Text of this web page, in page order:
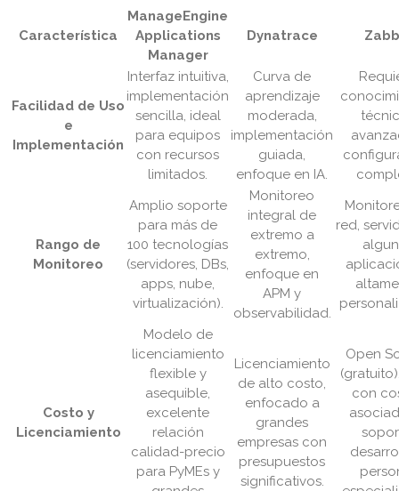
Característica
ManageEngine
Applications
Manager
Dynatrace
Facilidad de Uso
e
Implementación
Interfaz intuitiva,
implementación
sencilla, ideal
para equipos
con recursos
limitados.
Curva de
aprendizaje
moderada,
implementación
guiada,
enfoque en IA.
Rango de
Monitoreo
Amplio soporte
para más de
100 tecnologías
(servidores, DBs,
apps, nube,
virtualización).
Monitoreo
integral de
extremo a
extremo,
enfoque en
APM y
observabilidad.
red,
Costo y
Licenciamiento
Modelo de
licenciamiento
flexible y
asequible,
excelente
relación
calidad-precio
para PyMEs y
Licenciamiento
de alto costo,
enfocado a
grandes
empresas con
presupuestos
significativos.
Open
con